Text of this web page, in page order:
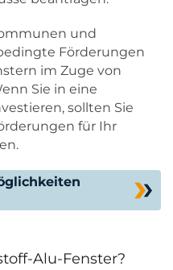
und
Förderungen
im Zuge von
Sie in eine
sollten Sie
für Ihr
Alu-Fenster?